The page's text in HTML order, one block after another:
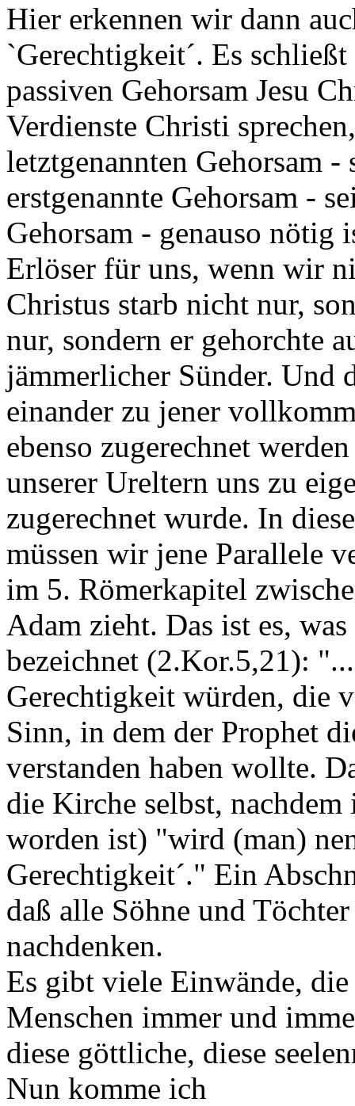
Hier erkennen wir dann
`Gerechtigkeit´. Es
passiven Gehorsam Jesu
Verdienste Christi
letztgenannten Gehorsam
erstgenannte Gehorsam -
Gehorsam - genauso nötig
Erlöser für uns, wenn wir
Christus starb nicht nur,
nur, sondern er gehorchte
jämmerlicher Sünder. Und
einander zu jener
ebenso zugerechnet
unserer Ureltern uns zu
zugerechnet wurde. In
müssen wir jene Parallele
im 5. Römerkapitel
Adam zieht. Das ist es,
bezeichnet (2.Kor.5,21):
Gerechtigkeit würden, die
Sinn, in dem der Prophet
verstanden haben wollte.
die Kirche selbst,
worden ist) "wird (man)
Gerechtigkeit´." Ein
daß alle Söhne und
nachdenken.
Es gibt viele Einwände,
Menschen immer und
diese göttliche, diese
Nun komme ich